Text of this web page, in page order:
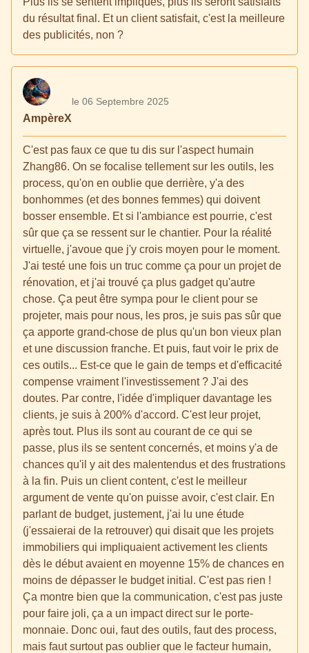
du résultat final. Et un client satisfait, c'est la meilleure
des publicités, non ?
AmpèreX
le 06 Septembre 2025
C'est pas faux ce que tu dis sur l'aspect humain
Zhang86. On se focalise tellement sur les outils, les
process, qu'on en oublie que derrière, y'a des
bonhommes (et des bonnes femmes) qui doivent
bosser ensemble. Et si l'ambiance est pourrie, c'est
sûr que ça se ressent sur le chantier. Pour la réalité
virtuelle, j'avoue que j'y crois moyen pour le moment.
J'ai testé une fois un truc comme ça pour un projet de
rénovation, et j'ai trouvé ça plus gadget qu'autre
chose. Ça peut être sympa pour le client pour se
projeter, mais pour nous, les pros, je suis pas sûr que
ça apporte grand-chose de plus qu'un bon vieux plan
et une discussion franche. Et puis, faut voir le prix de
ces outils... Est-ce que le gain de temps et d'efficacité
compense vraiment l'investissement ? J'ai des
doutes. Par contre, l'idée d'impliquer davantage les
clients, je suis à 200% d'accord. C'est leur projet,
après tout. Plus ils sont au courant de ce qui se
passe, plus ils se sentent concernés, et moins y'a de
chances qu'il y ait des malentendus et des frustrations
à la fin. Puis un client content, c'est le meilleur
argument de vente qu'on puisse avoir, c'est clair. En
parlant de budget, justement, j'ai lu une étude
(j'essaierai de la retrouver) qui disait que les projets
immobiliers qui impliquaient activement les clients
dès le début avaient en moyenne 15% de chances en
moins de dépasser le budget initial. C'est pas rien !
Ça montre bien que la communication, c'est pas juste
pour faire joli, ça a un impact direct sur le porte-
monnaie. Donc oui, faut des outils, faut des process,
mais faut surtout pas oublier que le facteur humain,